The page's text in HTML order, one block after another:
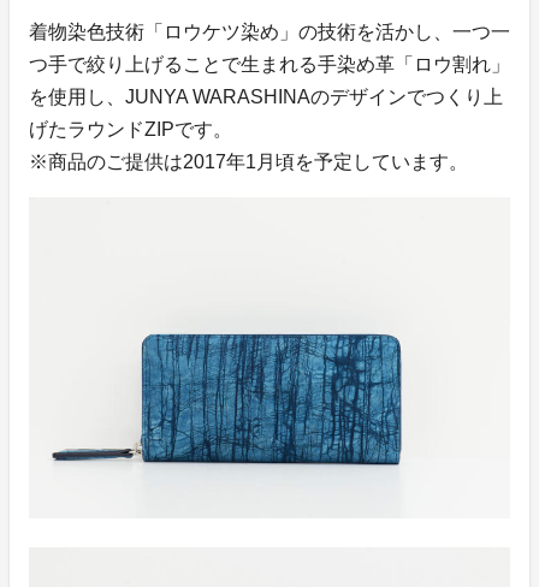
着物染色技術「ロウケツ染め」の技術を活かし、一つ一
つ手で絞り上げることで生まれる手染め革「ロウ割れ」
を使用し、JUNYA WARASHINAのデザインでつくり上
げたラウンドZIPです。
※商品のご提供は2017年1月頃を予定しています。